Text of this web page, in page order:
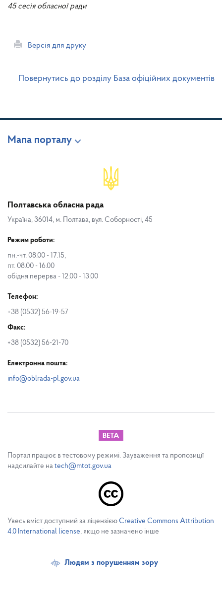
45 сесія обласної ради
Версія для друку
Повернутись до розділу База офіційних документів
Мапа порталу
Полтавська обласна рада
Україна, 36014, м. Полтава, вул. Соборності, 45
Режим роботи:
пн.-чт. 08.00 - 17.15,
пт. 08.00 - 16.00
обідня перерва - 12.00 - 13.00
Телефон:
+38 (0532) 56-19-57
Факс:
+38 (0532) 56-21-70
Електронна пошта:
info@oblrada-pl.gov.ua
Портал працює в тестовому режимі. Зауваження та пропозиції
надсилайте на tech@mtot.gov.ua
Увесь вміст доступний за ліцензією Creative Commons Attribution
4.0 International license, якщо не зазначено інше
Людям з порушенням зору